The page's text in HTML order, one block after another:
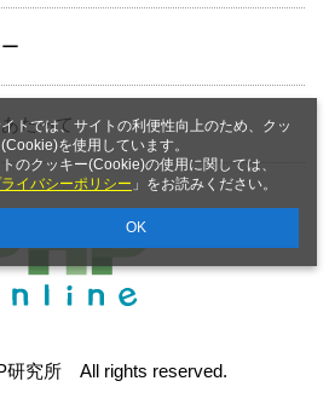
トでは、サイトの利便性向上のため、クッ
を使用しています。
のクッキー(Cookie)の使用に関しては、
イバシーポリシー 」をお読みください。
OK
たって
研究所 All rights reserved.